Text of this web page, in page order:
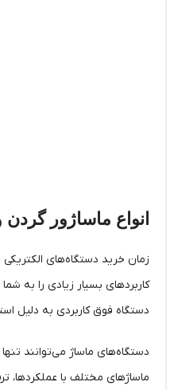
انواع ماساژور گردن
زمان خرید دستگاه‌های الکتریکی
کاربردهای بسیار زیادی را به
دستگاه فوق کاربردی به دلیل
دستگاه‌های ماساژ می‌توانند
ماساژهای مختلف با عملکردها،